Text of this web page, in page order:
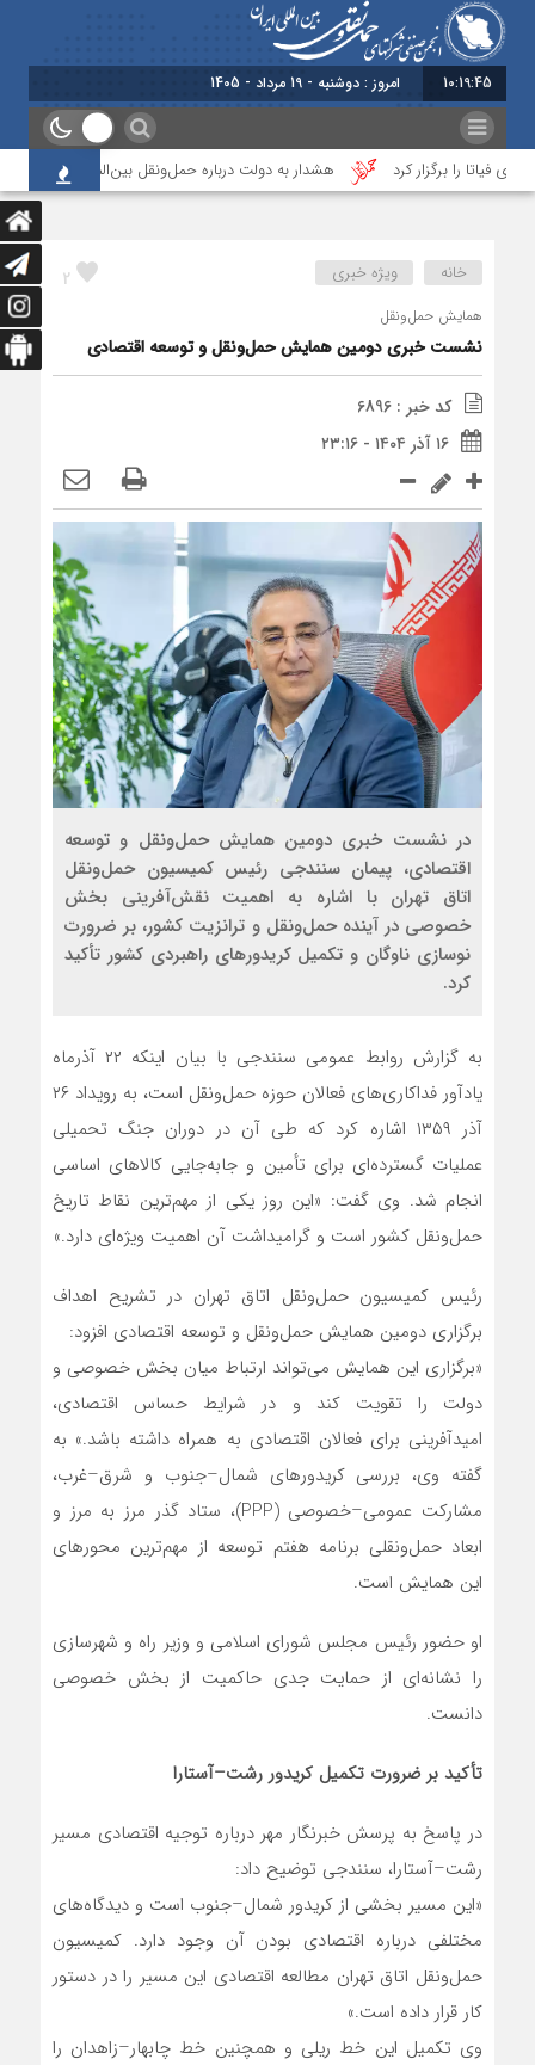
10:19:45 برابر با : Monda
را برگزار کرد هشدار به دولت درباره حمل‌ونقل بین‌المللی؛ شرکت‌ها زیر
2 خانه ویژه خبری
همایش حمل‌ونقل
نشست خبری دومین همایش حمل‌ونقل و توسعه اقتصادی
کد خبر : 6896
۱۶ آذر ۱۴۰۴ - ۲۳:۱۶
در نشست خبری دومین همایش حمل‌ونقل و توسعه
اقتصادی، پیمان سنندجی رئیس کمیسیون حمل‌ونقل
اتاق تهران با اشاره به اهمیت نقش‌آفرینی بخش
خصوصی در آینده حمل‌ونقل و ترانزیت کشور، بر ضرورت
نوسازی ناوگان و تکمیل کریدورهای راهبردی کشور تأکید
کرد.
به گزارش روابط عمومی سنندجی با بیان اینکه ۲۲ آذرماه
یادآور فداکاری‌های فعالان حوزه حمل‌ونقل است، به رویداد ۲۶
آذر ۱۳۵۹ اشاره کرد که طی آن در دوران جنگ تحمیلی
عملیات گسترده‌ای برای تأمین و جابه‌جایی کالاهای اساسی
انجام شد. وی گفت: «این روز یکی از مهم‌ترین نقاط تاریخ
حمل‌ونقل کشور است و گرامیداشت آن اهمیت ویژه‌ای دارد.»
رئیس کمیسیون حمل‌ونقل اتاق تهران در تشریح اهداف
برگزاری دومین همایش حمل‌ونقل و توسعه اقتصادی افزود:
«برگزاری این همایش می‌تواند ارتباط میان بخش خصوصی و
دولت را تقویت کند و در شرایط حساس اقتصادی،
امیدآفرینی برای فعالان اقتصادی به همراه داشته باشد.» به
گفته وی، بررسی کریدورهای شمال–جنوب و شرق–غرب،
مشارکت عمومی–خصوصی (PPP)، ستاد گذر مرز به مرز و
ابعاد حمل‌ونقلی برنامه هفتم توسعه از مهم‌ترین محورهای
این همایش است.
او حضور رئیس مجلس شورای اسلامی و وزیر راه و شهرسازی
را نشانه‌ای از حمایت جدی حاکمیت از بخش خصوصی
دانست.
تأکید بر ضرورت تکمیل کریدور رشت–آستارا
در پاسخ به پرسش خبرنگار مهر درباره توجیه اقتصادی مسیر
رشت–آستارا، سنندجی توضیح داد:
«این مسیر بخشی از کریدور شمال–جنوب است و دیدگاه‌های
مختلفی درباره اقتصادی بودن آن وجود دارد. کمیسیون
حمل‌ونقل اتاق تهران مطالعه اقتصادی این مسیر را در دستور
کار قرار داده است.»
وی تکمیل این خط ریلی و همچنین خط چابهار–زاهدان را